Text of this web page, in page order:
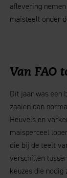
aflevering
maisteelt onder
Van FAO
Dit jaar was een
zaaien dan
Heuvels en
maisperceel
die bij de teelt
verschillen
keuzes die